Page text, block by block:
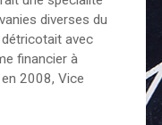
diverses du
avec
financier à
2008, Vice